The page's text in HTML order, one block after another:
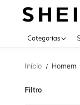
Categorias
Início / Homem
Filtro